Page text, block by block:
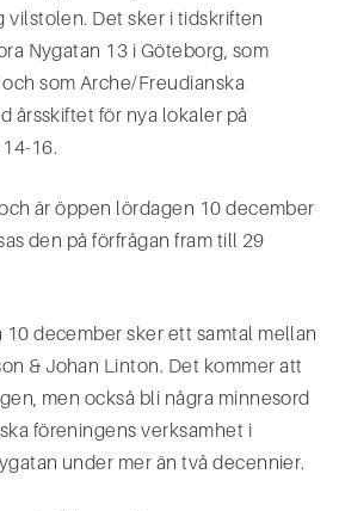
vilstolen. Det sker i tidskriften
Nygatan 13 i Göteborg, som
som Arche/Freudianska
årsskiftet för nya lokaler på
16.
är öppen lördagen 10 december
den på förfrågan fram till 29
december sker ett samtal mellan
& Johan Linton. Det kommer att
men också bli några minnesord
föreningens verksamhet i
under mer än två decennier.